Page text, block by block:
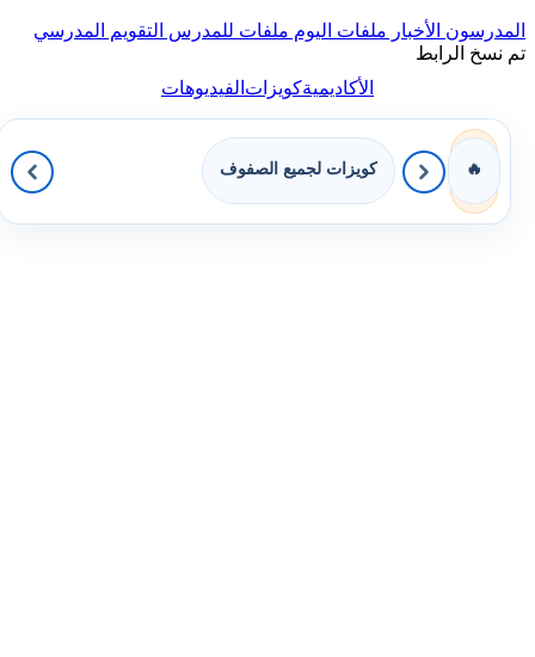
المدرسون الأخبار ملفات اليوم ملفات للمدرس التقويم المدرسي
تم نسخ الرابط
الأكاديميةكويزاتالفيديوهات
🔥 كويزات لجميع الصفوف